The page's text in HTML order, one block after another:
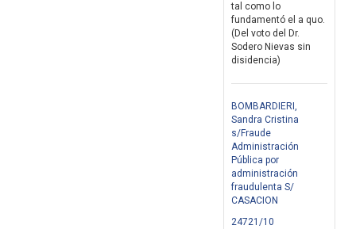
tal como lo
fundamentó el a quo.
(Del voto del Dr.
Sodero Nievas sin
disidencia)
BOMBARDIERI,
Sandra Cristina
s/Fraude
Administración
Pública por
administración
fraudulenta S/
CASACION
24721/10